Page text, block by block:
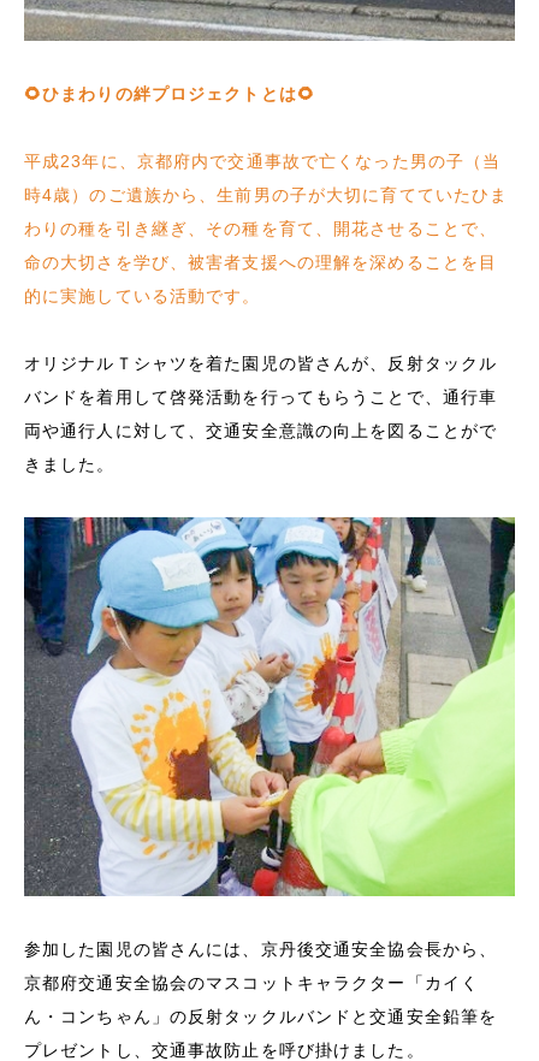
🌻ひまわりの絆プロジェクトとは🌻
平成23年に、京都府内で交通事故で亡くなった男の子（当
時4歳）のご遺族から、生前男の子が大切に育てていたひま
わりの種を引き継ぎ、その種を育て、開花させることで、
命の大切さを学び、被害者支援への理解を深めることを目
的に実施している活動です。
オリジナルＴシャツを着た園児の皆さんが、反射タックル
バンドを着用して啓発活動を行ってもらうことで、通行車
両や通行人に対して、交通安全意識の向上を図ることがで
きました。
参加した園児の皆さんには、京丹後交通安全協会長から、
京都府交通安全協会のマスコットキャラクター「カイく
ん・コンちゃん」の反射タックルバンドと交通安全鉛筆を
プレゼントし、交通事故防止を呼び掛けました。